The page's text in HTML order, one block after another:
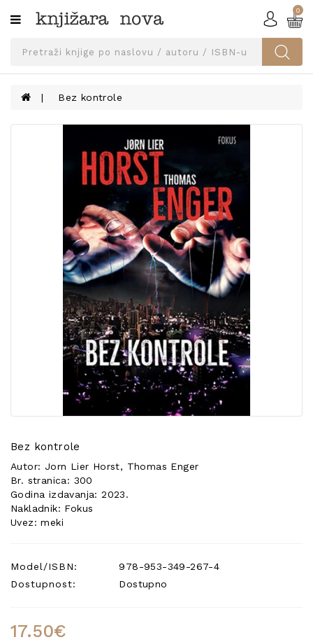
Kategorije
SVEUČILIŠNA
UDŽBENICI
KNJIGE
UDŽBENIKE!
POSEBNA
0
Bez kontrole
Bez kontrole
Autor: Jorn Lier Horst, Thomas Enger
Br. stranica: 300
Godina izdavanja: 2023.
Nakladnik: Fokus
Uvez: meki
Model/ISBN:
978-953-349-267-4
Dostupnost:
Dostupno
17.50€